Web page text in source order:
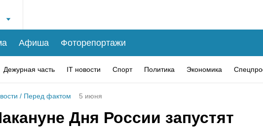
Афиша Фоторепортажи
Дежурная часть IT новости Спорт Политика Экономика
/ Перед фактом 5 июня
Дня России запустят